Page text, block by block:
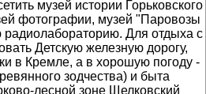
музей истории Горьковского
фотографии, музей "Паровозы
радиолабораторию. Для отдыха с
Детскую железную дорогу,
в Кремле, а в хорошую погоду -
зодчества) и быта
лесной зоне Щелковский